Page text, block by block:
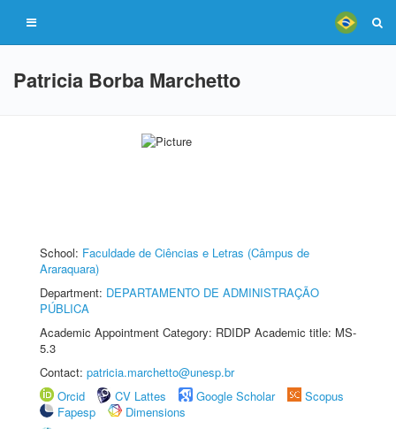
Patricia Borba Marchetto
School: Faculdade de Ciências e Letras (Câmpus de
Araraquara)
Department: DEPARTAMENTO DE ADMINISTRAÇÃO
PÚBLICA
Academic Appointment Category: RDIDP Academic title: MS-
5.3
Contact: patricia.marchetto@unesp.br
Orcid
CV Lattes Google Scholar
Scopus
Fapesp
Dimensions